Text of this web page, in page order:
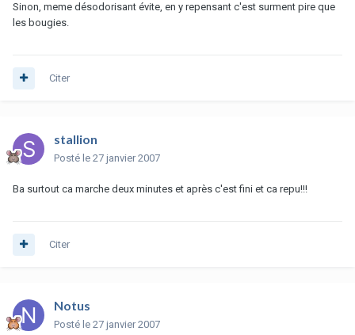
Sinon, meme désodorisant évite, en y repensant c'est surment pire que
les bougies.
Citer
stallion
Posté le 27 janvier 2007
Ba surtout ca marche deux minutes et après c'est fini et ca repu!!!
Citer
Notus
Posté le 27 janvier 2007